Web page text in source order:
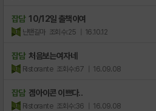
잡담 10/12일 출책이여
닌탠길마 조회수:25 | 16.10.12
잡담 처음보는여자네
Ristorante 조회수:67 | 16.09.08
잡담 겜아이콘 이쁘다..
Ristorante 조회수:36 | 16.09.08